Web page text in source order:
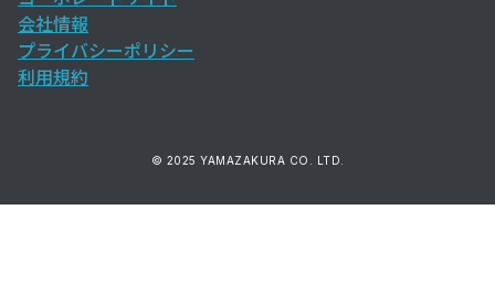
会社情報
プライバシーポリシー
利用規約
© 2025 YAMAZAKURA CO. LTD.